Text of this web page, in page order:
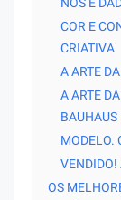
COR E
CRIATIVA
A ARTE
A ARTE
BAUHAUS
MODELO.
VENDIDO!
OS